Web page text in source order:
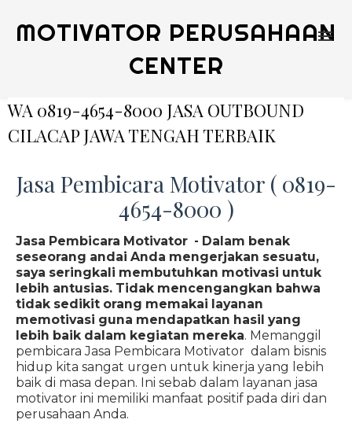
MOTIVATOR PERUSAHAAN
CENTER
WA 0819-4654-8000 JASA OUTBOUND
CILACAP JAWA TENGAH TERBAIK
Jasa Pembicara Motivator ( 0819-
4654-8000 )
Jasa Pembicara Motivator - Dalam benak
seseorang andai Anda mengerjakan sesuatu,
saya seringkali membutuhkan motivasi untuk
lebih antusias. Tidak mencengangkan bahwa
tidak sedikit orang memakai layanan
memotivasi guna mendapatkan hasil yang
lebih baik dalam kegiatan mereka. Memanggil
pembicara Jasa Pembicara Motivator dalam bisnis
hidup kita sangat urgen untuk kinerja yang lebih
baik di masa depan. Ini sebab dalam layanan jasa
motivator ini memiliki manfaat positif pada diri dan
perusahaan Anda.